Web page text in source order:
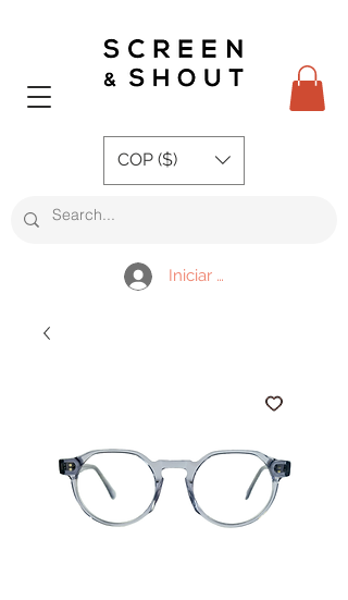
Iniciar sesión
COP ($)